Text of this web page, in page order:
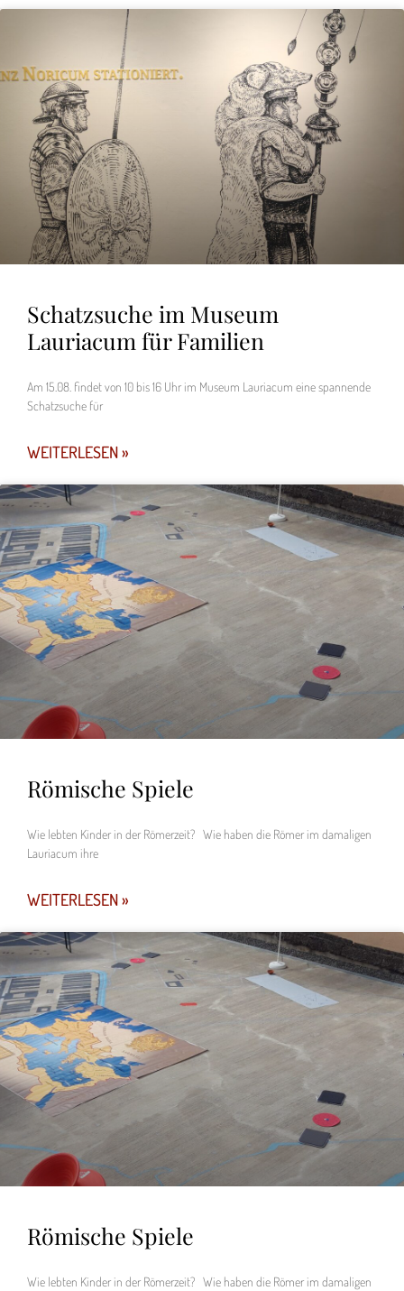
Schatzsuche im Museum
Lauriacum für Familien
Am 15.08. findet von 10 bis 16 Uhr im Museum Lauriacum eine spannende
Schatzsuche für
WEITERLESEN »
Römische Spiele
Wie lebten Kinder in der Römerzeit? Wie haben die Römer im damaligen
Lauriacum ihre
WEITERLESEN »
Römische Spiele
Wie lebten Kinder in der Römerzeit? Wie haben die Römer im damaligen